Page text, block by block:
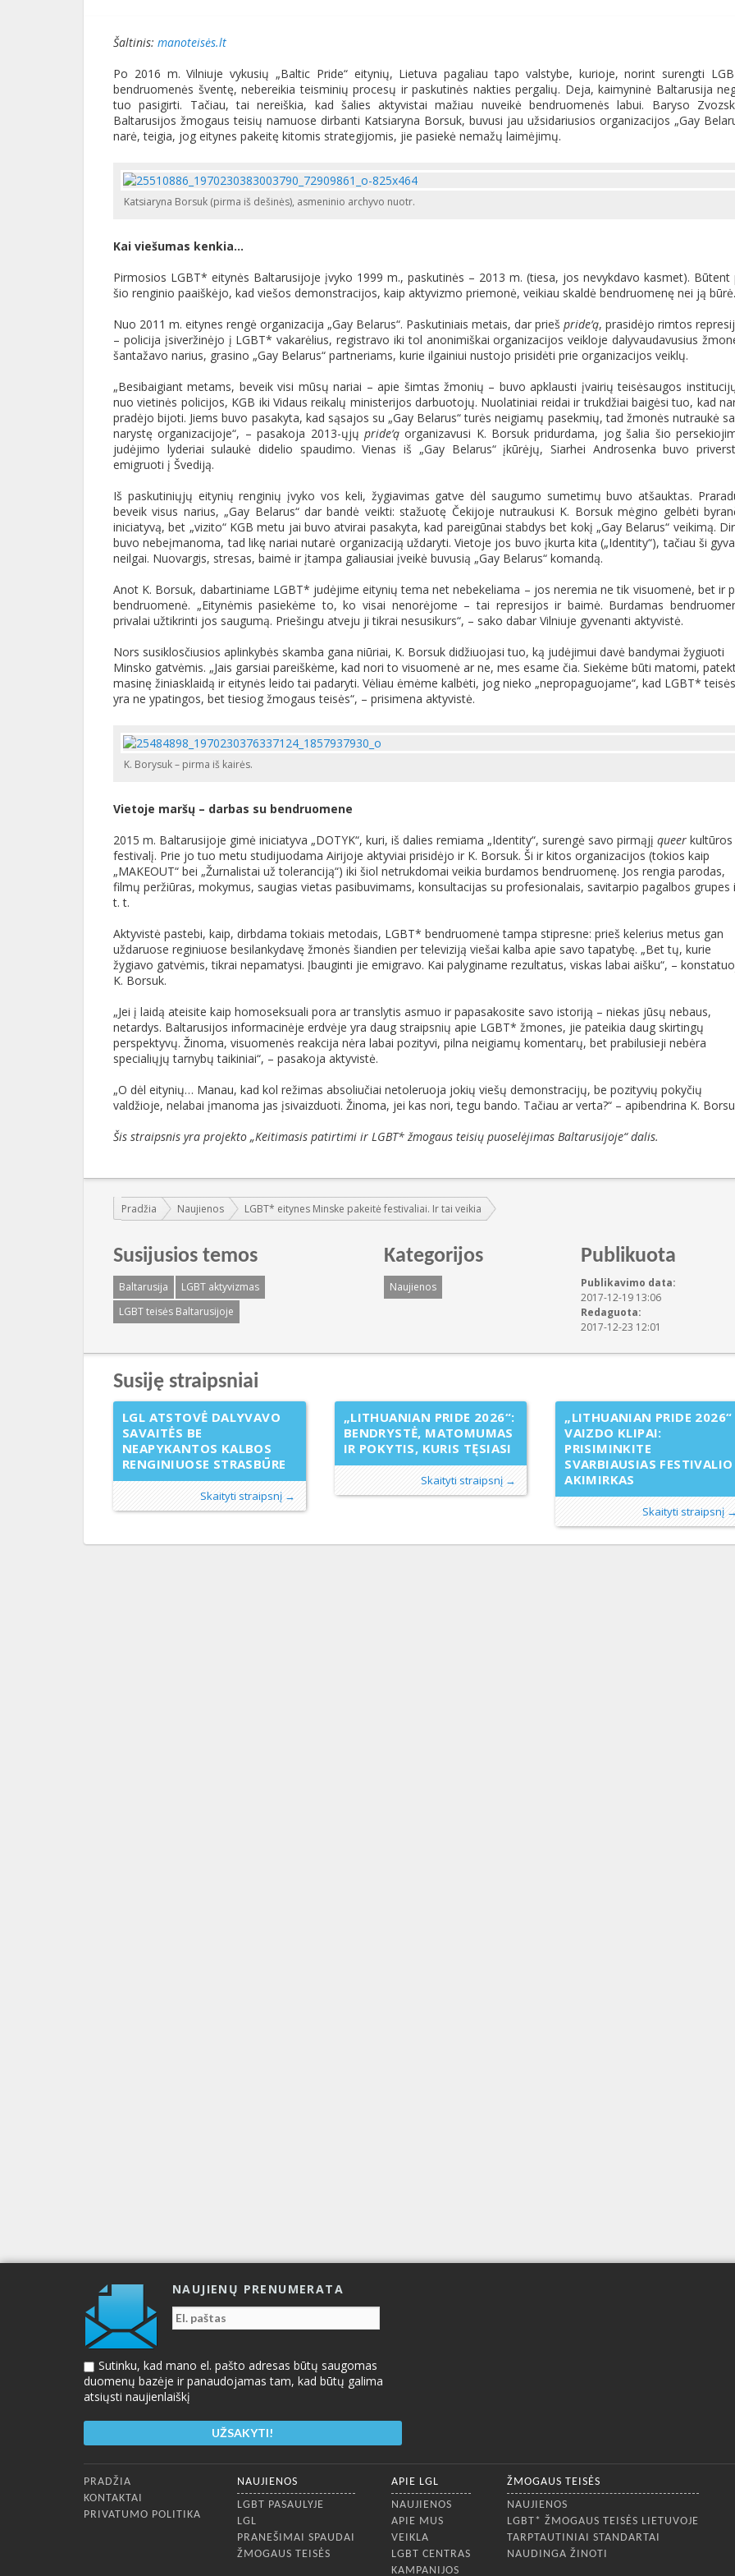
Šaltinis: manoteisės.lt
Po 2016 m. Vilniuje vykusių „Baltic Pride“ eitynių, Lietuva pagaliau tapo valstybe, kurioje, norint surengti
bendruomenės šventę, nebereikia teisminių procesų ir paskutinės nakties pergalių. Deja, kaimyninė Baltarusija
tuo pasigirti. Tačiau, tai nereiškia, kad šalies aktyvistai mažiau nuveikė bendruomenės labui. Baryso
Baltarusijos žmogaus teisių namuose dirbanti Katsiaryna Borsuk, buvusi jau užsidariusios organizacijos „Gay
narė, teigia, jog eitynes pakeitę kitomis strategijomis, jie pasiekė nemažų laimėjimų.
Katsiaryna Borsuk (pirma iš dešinės), asmeninio archyvo nuotr.
Kai viešumas kenkia…
Pirmosios LGBT* eitynės Baltarusijoje įvyko 1999 m., paskutinės – 2013 m. (tiesa, jos nevykdavo kasmet). Būtent
šio renginio paaiškėjo, kad viešos demonstracijos, kaip aktyvizmo priemonė, veikiau skaldė bendruomenę nei ją būrė.
Nuo 2011 m. eitynes rengė organizacija „Gay Belarus“. Paskutiniais metais, dar prieš pride‘ą, prasidėjo rimtos
– policija įsiveržinėjo į LGBT* vakarėlius, registravo iki tol anonimiškai organizacijos veikloje dalyvaudavusius
šantažavo narius, grasino „Gay Belarus“ partneriams, kurie ilgainiui nustojo prisidėti prie organizacijos veiklų.
„Besibaigiant metams, beveik visi mūsų nariai – apie šimtas žmonių – buvo apklausti įvairių teisėsaugos
nuo vietinės policijos, KGB iki Vidaus reikalų ministerijos darbuotojų. Nuolatiniai reidai ir trukdžiai baigėsi tuo, kad
pradėjo bijoti. Jiems buvo pasakyta, kad sąsajos su „Gay Belarus“ turės neigiamų pasekmių, tad žmonės nutraukė
narystę organizacijoje“, – pasakoja 2013-ųjų pride‘ąorganizavusi K. Borsuk pridurdama, jog šalia šio
judėjimo lyderiai sulaukė didelio spaudimo. Vienas iš „Gay Belarus“ įkūrėjų, Siarhei Androsenka buvo
emigruoti į Švediją.
Iš paskutiniųjų eitynių renginių įvyko vos keli, žygiavimas gatve dėl saugumo sumetimų buvo atšauktas.
beveik visus narius, „Gay Belarus“ dar bandė veikti: stažuotę Čekijoje nutraukusi K. Borsuk mėgino gelbėti
iniciatyvą, bet „vizito“ KGB metu jai buvo atvirai pasakyta, kad pareigūnai stabdys bet kokį „Gay Belarus“ veikimą.
buvo nebeįmanoma, tad likę nariai nutarė organizaciją uždaryti. Vietoje jos buvo įkurta kita („Identity“), tačiau ši
neilgai. Nuovargis, stresas, baimė ir įtampa galiausiai įveikė buvusią „Gay Belarus“ komandą.
Anot K. Borsuk, dabartiniame LGBT* judėjime eitynių tema net nebekeliama – jos neremia ne tik visuomenė, bet ir
bendruomenė. „Eitynėmis pasiekėme to, ko visai nenorėjome – tai represijos ir baimė. Burdamas
privalai užtikrinti jos saugumą. Priešingu atveju ji tikrai nesusikurs“, – sako dabar Vilniuje gyvenanti aktyvistė.
Nors susiklosčiusios aplinkybės skamba gana niūriai, K. Borsuk didžiuojasi tuo, ką judėjimui davė bandymai žygiuoti
Minsko gatvėmis. „Jais garsiai pareiškėme, kad nori to visuomenė ar ne, mes esame čia. Siekėme būti matomi,
masinę žiniasklaidą ir eitynės leido tai padaryti. Vėliau ėmėme kalbėti, jog nieko „nepropaguojame“, kad LGBT* teisės
yra ne ypatingos, bet tiesiog žmogaus teisės“, – prisimena aktyvistė.
K. Borysuk – pirma iš kairės.
Vietoje maršų – darbas su bendruomene
2015 m. Baltarusijoje gimė iniciatyva „DOTYK“, kuri, iš dalies remiama „Identity“, surengė savo pirmąjį queer kultūros
festivalį. Prie jo tuo metu studijuodama Airijoje aktyviai prisidėjo ir K. Borsuk. Ši ir kitos organizacijos (tokios kaip
„MAKEOUT“ bei „Žurnalistai už toleranciją“) iki šiol netrukdomai veikia burdamos bendruomenę. Jos rengia parodas,
filmų peržiūras, mokymus, saugias vietas pasibuvimams, konsultacijas su profesionalais, savitarpio pagalbos grupes
t. t.
Aktyvistė pastebi, kaip, dirbdama tokiais metodais, LGBT* bendruomenė tampa stipresne: prieš kelerius metus gan
uždaruose reginiuose besilankydavę žmonės šiandien per televiziją viešai kalba apie savo tapatybę. „Bet tų, kurie
žygiavo gatvėmis, tikrai nepamatysi. Įbauginti jie emigravo. Kai palyginame rezultatus, viskas labai aišku“, –
K. Borsuk.
„Jei į laidą ateisite kaip homoseksuali pora ar translytis asmuo ir papasakosite savo istoriją – niekas jūsų nebaus,
netardys. Baltarusijos informacinėje erdvėje yra daug straipsnių apie LGBT* žmones, jie pateikia daug skirtingų
perspektyvų. Žinoma, visuomenės reakcija nėra labai pozityvi, pilna neigiamų komentarų, bet prabilusieji nebėra
specialiųjų tarnybų taikiniai“, – pasakoja aktyvistė.
„O dėl eitynių… Manau, kad kol režimas absoliučiai netoleruoja jokių viešų demonstracijų, be pozityvių pokyčių
valdžioje, nelabai įmanoma jas įsivaizduoti. Žinoma, jei kas nori, tegu bando. Tačiau ar verta?“ – apibendrina K.
Šis straipsnis yra projekto „Keitimasis patirtimi ir LGBT* žmogaus teisių puoselėjimas Baltarusijoje“ dalis.
Jūs esate čia:
Pradžia Naujienos LGBT* eitynes Minske pakeitė festivaliai. Ir tai veikia
Susijusios temos
Baltarusija
LGBT aktyvizmas
LGBT teisės Baltarusijoje
Kategorijos
Naujienos
Publikuota
Publikavimo data:
2017-12-19 13:06
Redaguota:
2017-12-23 12:01
Susiję straipsniai
LGL ATSTOVĖ DALYVAVO
SAVAITĖS BE
NEAPYKANTOS KALBOS
RENGINIUOSE STRASBŪRE
Skaityti straipsnį →
„LITHUANIAN PRIDE 2026“:
BENDRYSTĖ, MATOMUMAS
IR POKYTIS, KURIS TĘSIASI
Skaityti straipsnį →
„LITHUANIAN PRIDE 2026“
VAIZDO KLIPAI:
PRISIMINKITE
SVARBIAUSIAS FESTIVALIO
AKIMIRKAS
Skaityti straipsnį
NAUJIENŲ PRENUMERATA
Sutinku, kad mano el. pašto adresas būtų saugomas
duomenų bazėje ir panaudojamas tam, kad būtų galima
atsiųsti naujienlaiškį
Apatinis meniu
PRADŽIA
KONTAKTAI
PRIVATUMO POLITIKA
NAUJIENOS
LGBT PASAULYJE
LGL
PRANEŠIMAI SPAUDAI
ŽMOGAUS TEISĖS
APIE LGL
NAUJIENOS
APIE MUS
VEIKLA
LGBT CENTRAS
KAMPANIJOS
ŽMOGAUS TEISĖS
NAUJIENOS
LGBT* ŽMOGAUS TEISĖS LIETUVOJE
TARPTAUTINIAI STANDARTAI
NAUDINGA ŽINOTI